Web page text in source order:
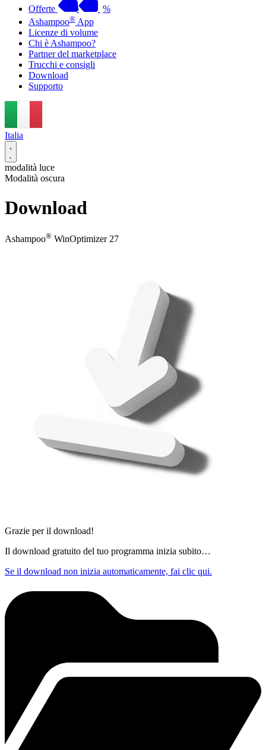
Offerte
%
Ashampoo® App
Licenze di volume
Chi è Ashampoo?
Partner del marketplace
Trucchi e consigli
Download
Supporto
Italia
modalità luce
Modalità oscura
Download
Ashampoo® WinOptimizer 27
Grazie per il download!
Il download gratuito del tuo programma inizia subito…
Se il download non inizia automaticamente, fai clic qui.